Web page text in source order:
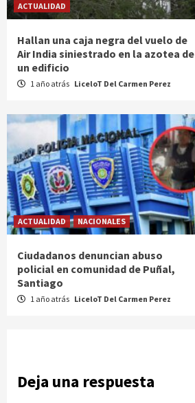
ACTUALIDAD
Hallan una caja negra del vuelo de
Air India siniestrado en la azotea de
un edificio
1 año atrás LiceloT Del Carmen Perez
ACTUALIDAD NACIONALES
Ciudadanos denuncian abuso
policial en comunidad de Puñal,
Santiago
1 año atrás LiceloT Del Carmen Perez
Deja una respuesta